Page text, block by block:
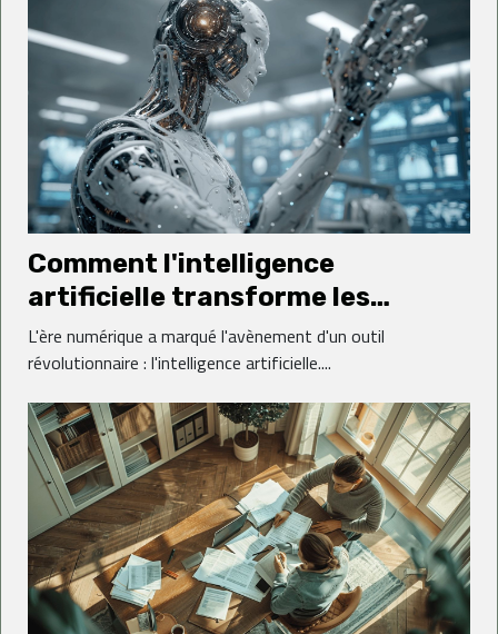
Comment l'intelligence
artificielle transforme les
stratégies de carrière
L'ère numérique a marqué l'avènement d'un outil
révolutionnaire : l'intelligence artificielle....